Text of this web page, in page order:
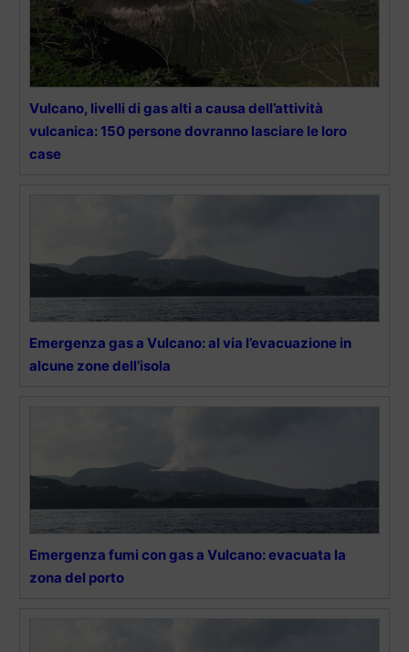
Vulcano, livelli di gas alti a causa dell’attività
vulcanica: 150 persone dovranno lasciare le loro
case
Emergenza gas a Vulcano: al via l’evacuazione in
alcune zone dell’isola
Emergenza fumi con gas a Vulcano: evacuata la
zona del porto